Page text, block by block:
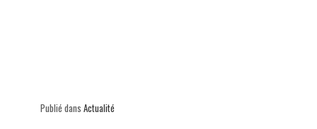
Publié dans Actualité